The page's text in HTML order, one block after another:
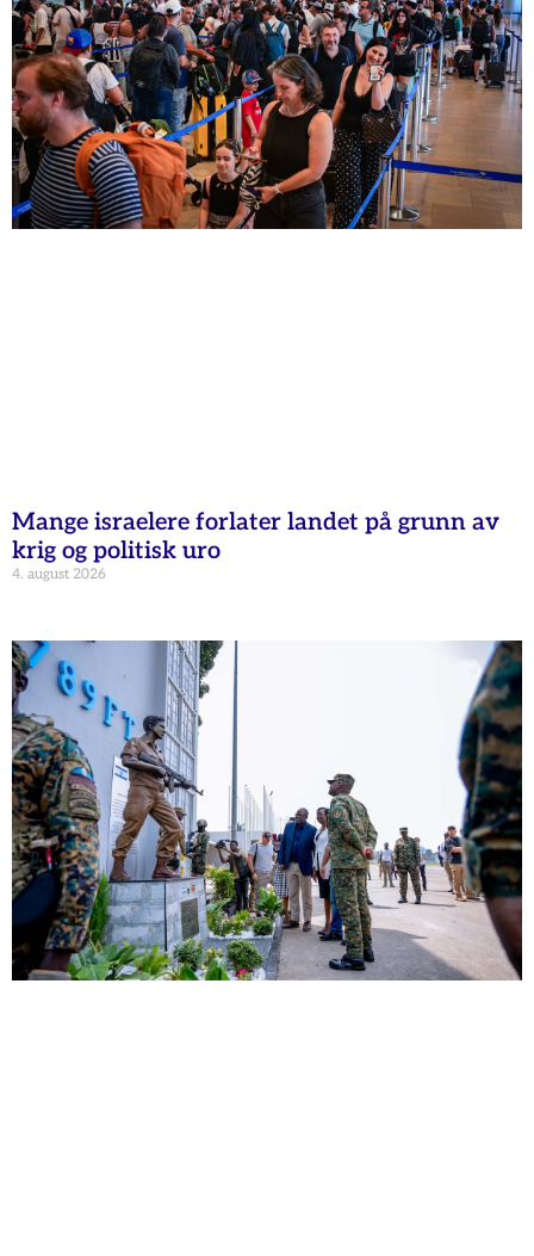
Mange israelere forlater landet på grunn av
krig og politisk uro
4. august 2026